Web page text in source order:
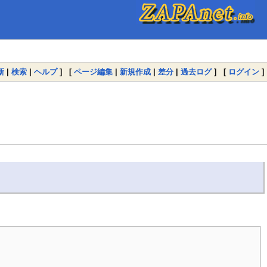
| 検索 | ヘルプ] [ ページ編集 | 新規作成 | 差分 | 過去ログ] [ ログイン ]